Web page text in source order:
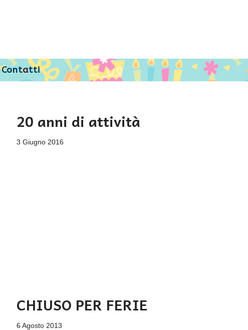
Contatti
20 anni di attività
3 Giugno 2016
CHIUSO PER FERIE
6 Agosto 2013